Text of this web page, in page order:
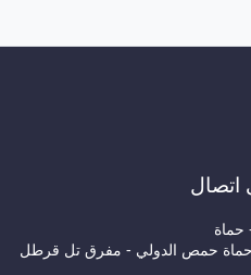
اتصال
حماة
حمص الدولي - مفرق تل قرطل